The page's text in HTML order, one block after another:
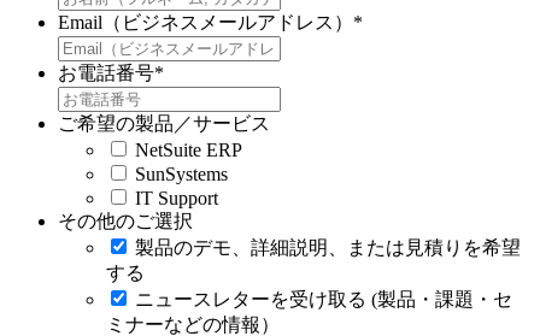
Email（ビジネスメールアドレス） *
お電話番号*
ご希望の製品／サービス
NetSuite ERP
SunSystems
IT Support
その他のご選択
製品のデモ、詳細説明、または見積りを希望
する
ニュースレターを受け取る (製品・課題・セ
ミナーなどの情報）